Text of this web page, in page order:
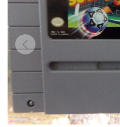
Consolas recertificadas
Juegos